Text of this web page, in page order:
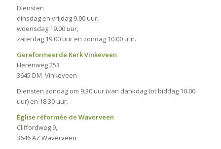
Diensten
dinsdag en vrijdag 9.00 uur,
woensdag 19.00 uur,
zaterdag 19.00 uur en zondag 10.00 uur.
Gereformeerde Kerk Vinkeveen
Herenweg 253
3645 DM Vinkeveen
Diensten zondag om 9.30 uur (van dankdag tot biddag 10.00
uur) en 18.30 uur.
Église réformée de Waverveen
Cliffordweg 9,
3646 AZ Waverveen